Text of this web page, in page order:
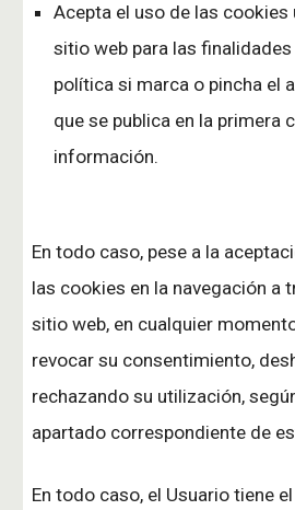
Acepta el uso de las
sitio web para las
política si marca o pincha el
que se publica en la primera
información.
En todo caso, pese a la
las cookies en la navegación a
sitio web, en cualquier
revocar su consentimiento,
rechazando su utilización,
apartado correspondiente de
En todo caso, el Usuario tiene